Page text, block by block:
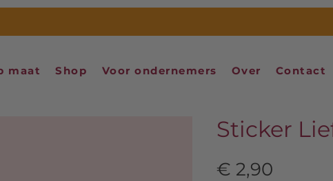
maat Shop Voor ondernemers Over Contact
Sticker
€ 2,90